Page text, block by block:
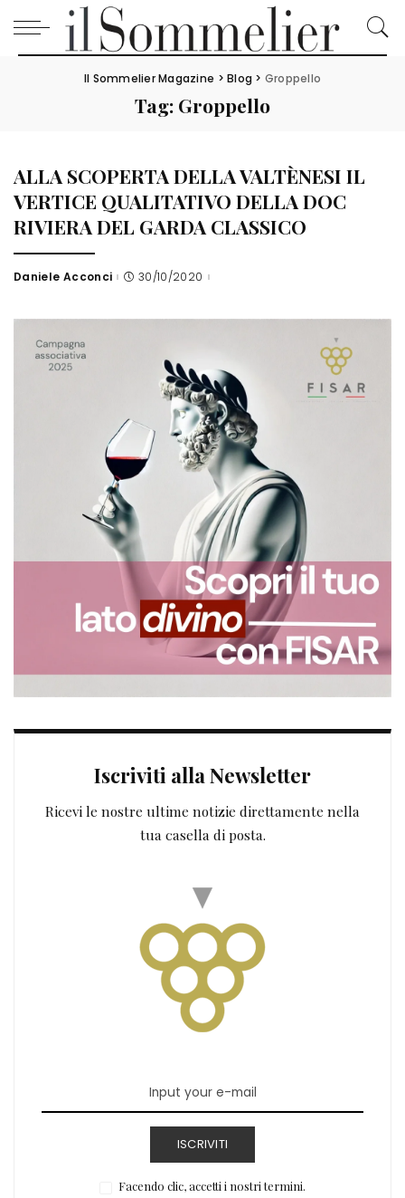
Il Sommelier Magazine >Blog > Groppello
Tag: Groppello
ALLA SCOPERTA DELLA VALTÈNESI IL
VERTICE QUALITATIVO DELLA DOC
RIVIERA DEL GARDA CLASSICO
Posted
Daniele Acconci 30/10/2020
Iscriviti alla Newsletter
Ricevi le nostre ultime notizie direttamente nella
tua casella di posta.
ISCRIVITI
Facendo clic, accetti i nostri termini.